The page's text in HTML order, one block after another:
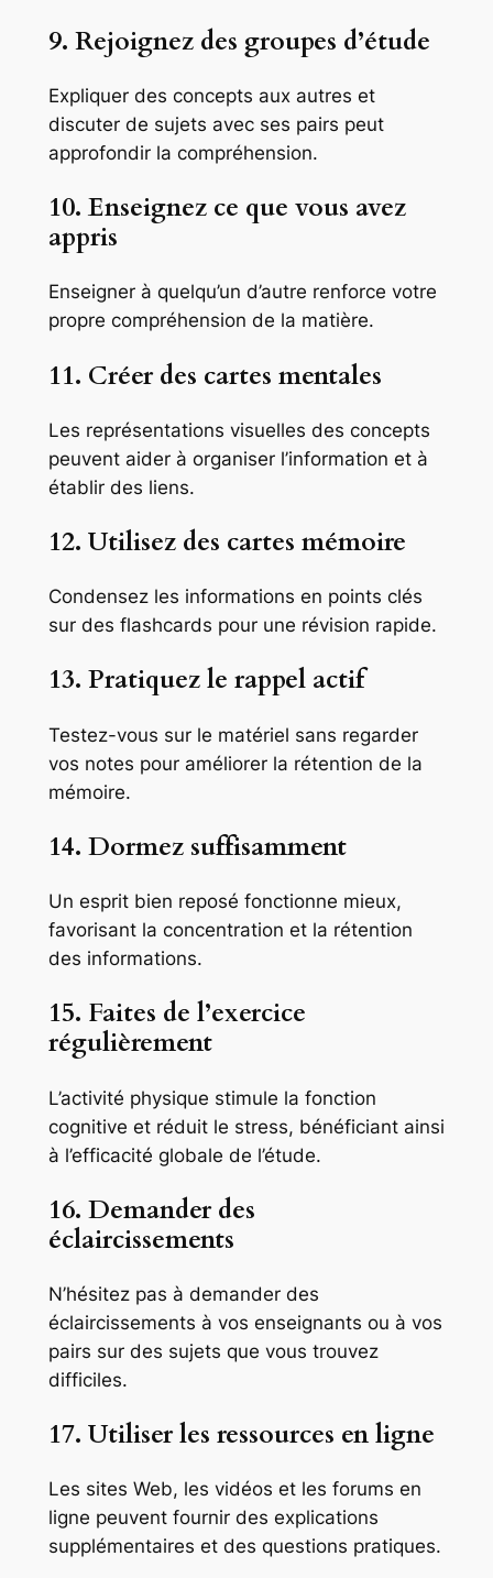
9. Rejoignez des groupes d’étude
Expliquer des concepts aux autres et
discuter de sujets avec ses pairs peut
approfondir la compréhension.
10. Enseignez ce que vous avez
appris
Enseigner à quelqu’un d’autre renforce votre
propre compréhension de la matière.
11. Créer des cartes mentales
Les représentations visuelles des concepts
peuvent aider à organiser l’information et à
établir des liens.
12. Utilisez des cartes mémoire
Condensez les informations en points clés
sur des flashcards pour une révision rapide.
13. Pratiquez le rappel actif
Testez-vous sur le matériel sans regarder
vos notes pour améliorer la rétention de la
mémoire.
14. Dormez suffisamment
Un esprit bien reposé fonctionne mieux,
favorisant la concentration et la rétention
des informations.
15. Faites de l’exercice
régulièrement
L’activité physique stimule la fonction
cognitive et réduit le stress, bénéficiant ainsi
à l’efficacité globale de l’étude.
16. Demander des
éclaircissements
N’hésitez pas à demander des
éclaircissements à vos enseignants ou à vos
pairs sur des sujets que vous trouvez
difficiles.
17. Utiliser les ressources en ligne
Les sites Web, les vidéos et les forums en
ligne peuvent fournir des explications
supplémentaires et des questions pratiques.